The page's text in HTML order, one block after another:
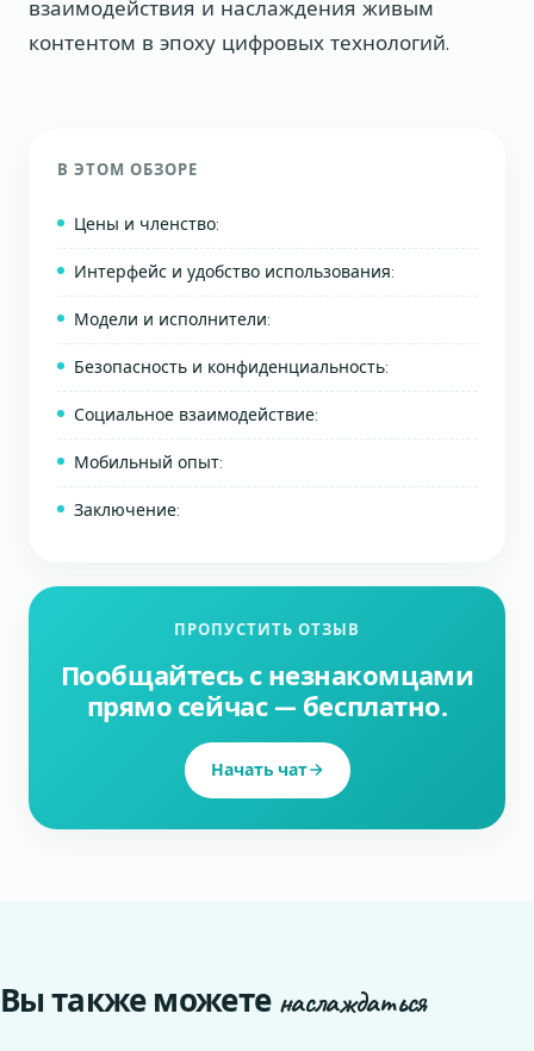
взаимодействия и наслаждения живым
контентом в эпоху цифровых технологий.
В ЭТОМ ОБЗОРЕ
Цены и членство:
Интерфейс и удобство использования:
Модели и исполнители:
Безопасность и конфиденциальность:
Социальное взаимодействие:
Мобильный опыт:
Заключение:
ПРОПУСТИТЬ ОТЗЫВ
Пообщайтесь с незнакомцами
прямо сейчас — бесплатно.
Начать чат
Вы также можете наслаждаться